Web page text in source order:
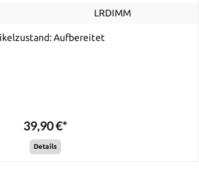
LRDIMM
Aufbereitet
39,90 €*
Details